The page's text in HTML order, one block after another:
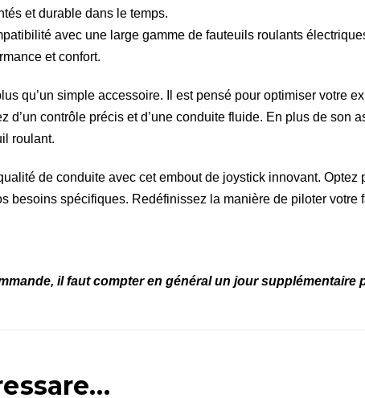
et durable dans le temps.
avec une large gamme de fauteuils roulants
et confort.
qu’un simple accessoire. Il est pensé pour optimiser votre
d’un contrôle précis et d’une conduite fluide. En plus de son
roulant.
de conduite avec cet embout de joystick innovant.
besoins spécifiques. Redéfinissez la manière de piloter
il faut compter en général un jour supplémentaire